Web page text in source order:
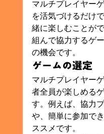
マルチプレイヤー
を活気づけるだけ
緒に楽しむことが
組んで協力するゲ
の機会です。
ゲームの選定
マルチプレイヤー
者全員が楽しめる
す。例えば、協力
や、簡単に参加で
ススメです。